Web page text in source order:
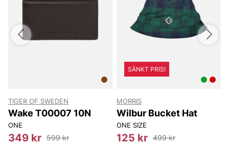
TIGER OF SWEDEN
Wake T00007 10N
ONE
349 kr 599 kr
SÄNKT PRIS!
MORRIS
Wilbur Bucket Hat
ONE SIZE
125 kr 499 kr